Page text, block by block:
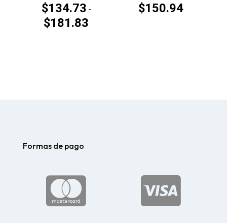
$134.73 -
$181.83
$150.94
Formas de pago

